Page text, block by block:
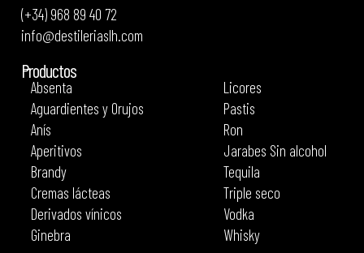
(+34) 968 89 40 72
info@destileriaslh.com
Productos
Absenta
Aguardientes y Orujos
Anís
Aperitivos
Brandy
Cremas lácteas
Derivados vínicos
Ginebra
Licores
Pastis
Ron
Jarabes Sin alcohol
Tequila
Triple seco
Vodka
Whisky